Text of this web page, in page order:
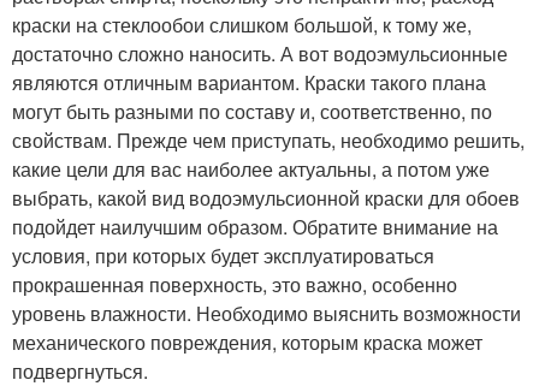
краски на стеклообои слишком большой, к тому же,
достаточно сложно наносить. А вот водоэмульсионные
являются отличным вариантом. Краски такого плана
могут быть разными по составу и, соответственно, по
свойствам. Прежде чем приступать, необходимо решить,
какие цели для вас наиболее актуальны, а потом уже
выбрать, какой вид водоэмульсионной краски для обоев
подойдет наилучшим образом. Обратите внимание на
условия, при которых будет эксплуатироваться
прокрашенная поверхность, это важно, особенно
уровень влажности. Необходимо выяснить возможности
механического повреждения, которым краска может
подвергнуться.